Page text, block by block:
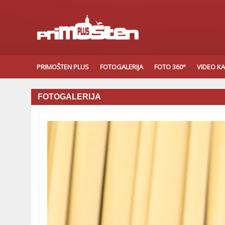
PRIMOŠTEN PLUS FOTOGALERIJA FOTO 360° VIDEO
FOTOGALERIJA